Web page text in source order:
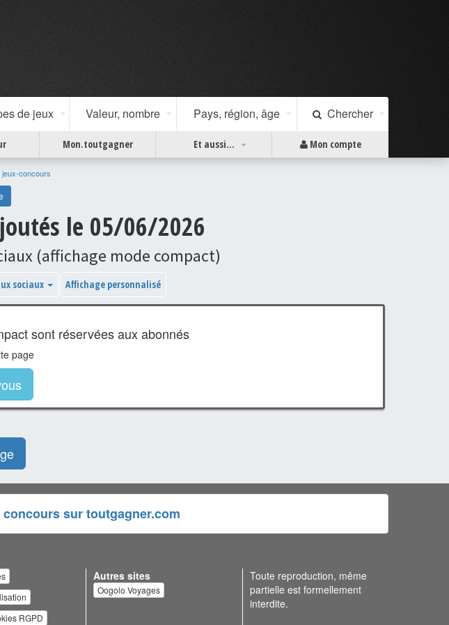
de jeux Valeur, nombre Pays, région, âge Chercher
Mon.toutgagner Et aussi... Mon compte
jeux-concours
le 05/06/2026
(affichage mode compact)
sociaux Affichage personnalisé
sont réservées aux abonnés
page
sur toutgagner.com
RGPD
Autres sites
Oogolo Voyages
Toute reproduction, même
partielle est formellement
interdite.